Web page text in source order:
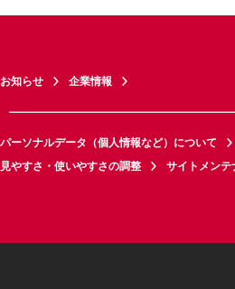
お知らせ 企業情報
パーソナルデータ（個人情報など）について
見やすさ・使いやすさの調整
サイトメンテ